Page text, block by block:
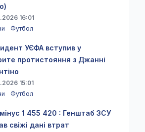
16:01
Футбол
УЄФА вступив у
протистояння з Джанні
15:01
Футбол
1 455 420 : Генштаб ЗСУ
свіжі дані втрат